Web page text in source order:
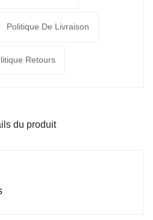
Politique De Livraison
Retours
du produit